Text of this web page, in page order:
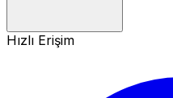
Hızlı Erişim